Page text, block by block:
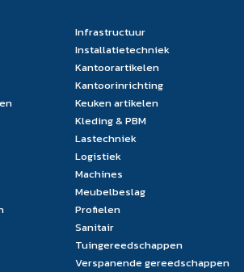
Infrastructuur
Installatietechniek
Kantoorartikelen
Kantoorinrichting
Keuken artikelen
Kleding & PBM
Lastechniek
Logistiek
Machines
Meubelbeslag
Profielen
Sanitair
Tuingereedschappen
Verspanende gereedschappen